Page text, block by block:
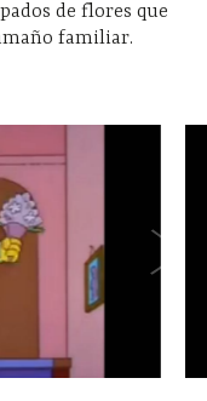
de flores que
familiar.